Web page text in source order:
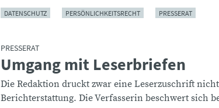
DATENSCHUTZ PERSÖNLICHKEITSRECHT PRESSERAT
PRESSERAT
:Umgang mit Leserbriefen
Die Redaktion druckt zwar eine Leserzuschrift
Berichterstattung. Die Verfasserin beschwert sich